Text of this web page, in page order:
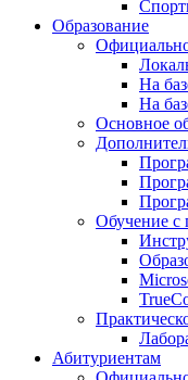
Образование
На
На
Основное
Обучение с
Абитуриентам